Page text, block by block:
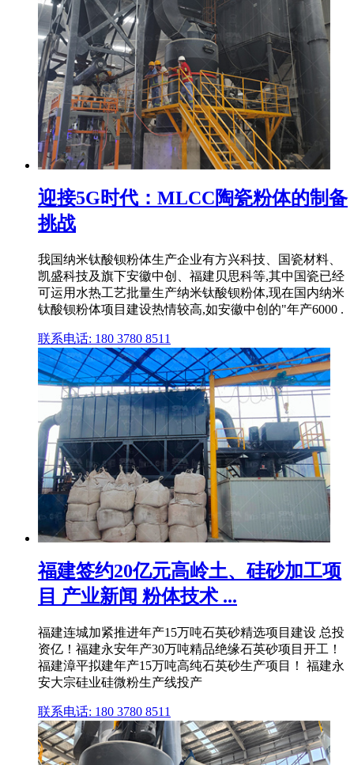
迎接5G时代：MLCC陶瓷粉体的制备
挑战
我国纳米钛酸钡粉体生产企业有方兴科技、国瓷材料、
凯盛科技及旗下安徽中创、福建贝思科等,其中国瓷已经
可运用水热工艺批量生产纳米钛酸钡粉体,现在国内纳米
钛酸钡粉体项目建设热情较高,如安徽中创的"年产6000 .
联系电话: 180 3780 8511
福建签约20亿元高岭土、硅砂加工项
目 产业新闻 粉体技术 ...
福建连城加紧推进年产15万吨石英砂精选项目建设 总投
资亿！福建永安年产30万吨精品绝缘石英砂项目开工！
福建漳平拟建年产15万吨高纯石英砂生产项目！ 福建永
安大宗硅业硅微粉生产线投产
联系电话: 180 3780 8511